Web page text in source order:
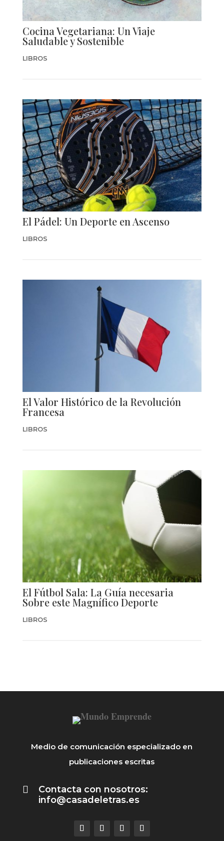
Cocina Vegetariana: Un Viaje
Saludable y Sostenible
LIBROS
El Pádel: Un Deporte en Ascenso
LIBROS
El Valor Histórico de la Revolución
Francesa
LIBROS
El Fútbol Sala: La Guía necesaria
Sobre este Magnífico Deporte
LIBROS
Medio de comunicación especializado en
publicaciones escritas

Contacta con nosotros:
info@casadeletras.es